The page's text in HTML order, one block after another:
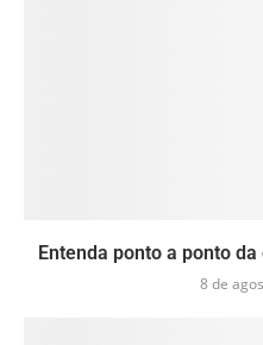
Entenda ponto a ponto
8 de